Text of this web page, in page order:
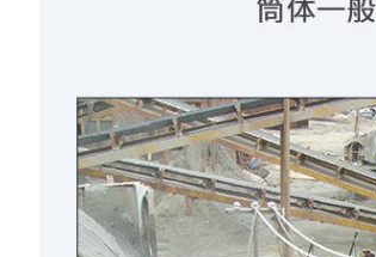
麻**
孙**